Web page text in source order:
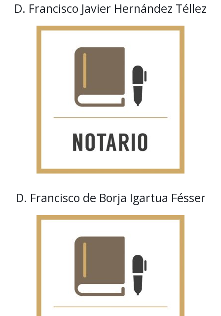
D. Francisco Javier Hernández Téllez
D. Francisco de Borja Igartua Fésser